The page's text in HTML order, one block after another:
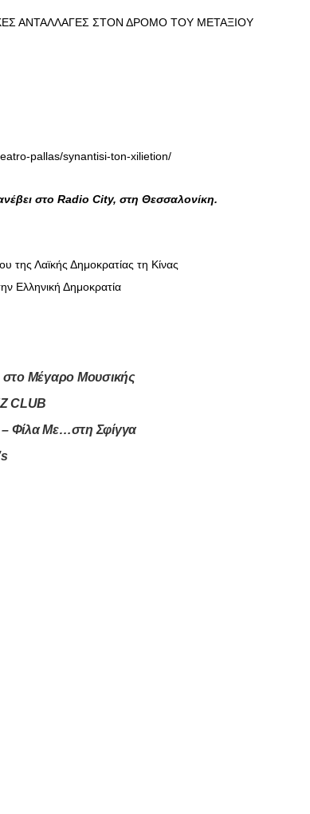
ΑΝΤΑΛΛΑΓΕΣ ΣΤΟΝ ΔΡΟΜΟ ΤΟΥ ΜΕΤΑΞΙΟΥ
pallas/synantisi-ton-xilietion/
στο Radio City, στη Θεσσαλονίκη.
της Λαϊκής Δημοκρατίας τη Κίνας
Ελληνική Δημοκρατία
στο Μέγαρο Μουσικής
CLUB
Φίλα Με…στη Σφίγγα